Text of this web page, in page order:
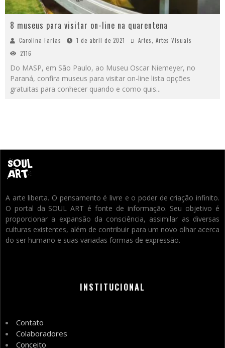
8 museus para visitar on-line na quarentena
Carolina Farias 1 de abril de 2021 Artes
Artes Visuais
2116
Do MASP, em São Paulo, ao Museu Oscar Niemeyer, no
Paraná, confira museus para visitar on-line lista opções
gratuitas para conhecer quando e como quis...
A arte liberta. O pensamento é livre e o poder de criação infinito.
O portal da SOUL ART é fonte de informação. Seu objetivo é
proporcionar a expansão da consciência, assimilar as diversas
culturas existentes, além de contribuir para um novo olhar acerca
do ser humano e suas variadas formas de expressão.
INSTITUCIONAL
Contato
Colaboradores
Conceito